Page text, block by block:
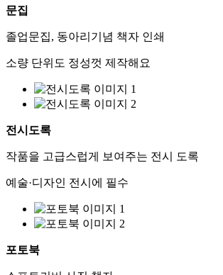
문집
졸업문집, 동아리기념 책자 인쇄
소량 단위도 정성껏 제작해요
전시도록
작품을 고급스럽게 보여주는 전시 도록
예술·디자인 전시에 필수
포토북